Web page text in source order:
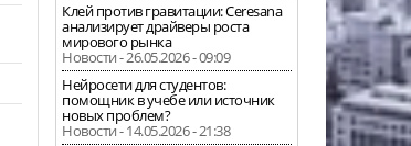
Клей против гравитации: Ceresana
анализирует драйверы роста
мирового рынка
Новости - 26.05.2026 - 09:09
Нейросети для студентов:
помощник в учебе или источник
новых проблем?
Новости - 14.05.2026 - 21:38